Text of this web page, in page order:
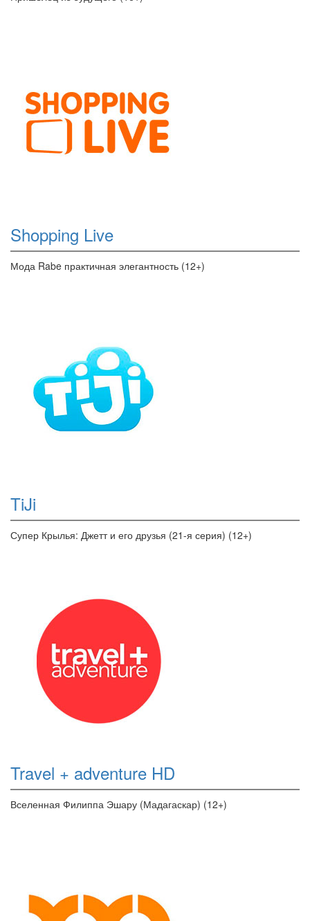
Shopping Live
Мода Rabe практичная элегантность (12+)
TiJi
Супер Крылья: Джетт и его друзья (21-я серия) (12+)
Travel + adventure HD
Вселенная Филиппа Эшару (Мадагаскар) (12+)